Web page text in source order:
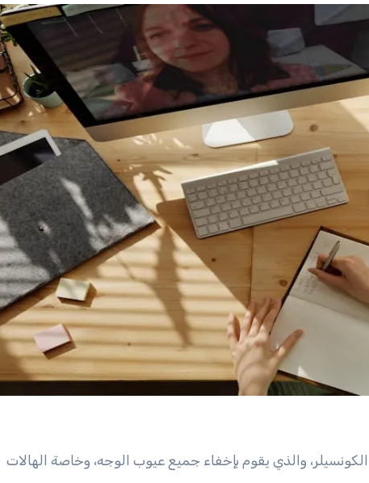
والذي يقوم بإخفاء جميع عيوب الوجه، وخاصة الهالات